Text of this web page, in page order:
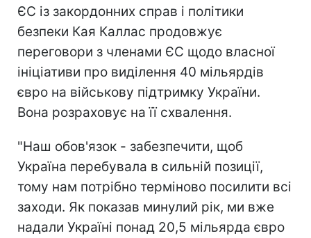
ЄС із закордонних справ і політики
безпеки Кая Каллас продовжує
переговори з членами ЄС щодо власної
ініціативи про виділення 40 мільярдів
євро на військову підтримку України.
Вона розраховує на її схвалення.
"Наш обов'язок - забезпечити, щоб
Україна перебувала в сильній позиції,
тому нам потрібно терміново посилити всі
заходи. Як показав минулий рік, ми вже
надали Україні понад 20,5 мільярда євро